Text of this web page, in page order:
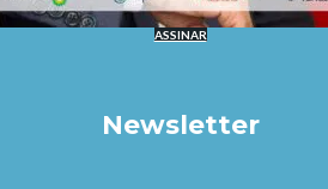
ASSINAR
Newsletter